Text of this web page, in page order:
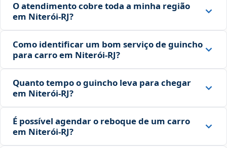
O atendimento cobre toda a minha região
em Niterói‑RJ?
Como identificar um bom serviço de guincho
para carro em Niterói‑RJ?
Quanto tempo o guincho leva para chegar
em Niterói‑RJ?
É possível agendar o reboque de um carro
em Niterói‑RJ?